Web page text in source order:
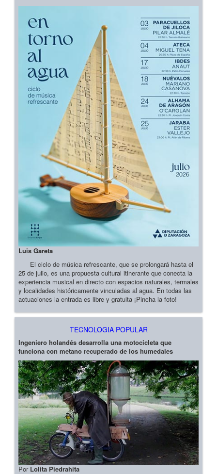
Luis Gareta
El ciclo de música refrescante, que se prolongará hasta el
25 de julio, es una propuesta cultural itinerante que conecta la
experiencia musical en directo con espacios naturales, termales
y localidades históricamente vinculadas al agua. En todas las
actuaciones la entrada es libre y gratuita ¡Pincha la foto!
TECNOLOGIA POPULAR
Ingeniero holandés desarrolla una motocicleta que
funciona con metano recuperado de los humedales
Por Lolita Piedrahita